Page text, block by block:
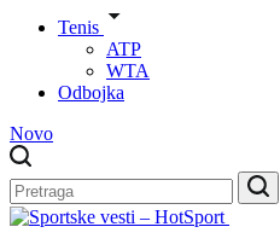
Tenis
ATP
WTA
Odbojka
Novo